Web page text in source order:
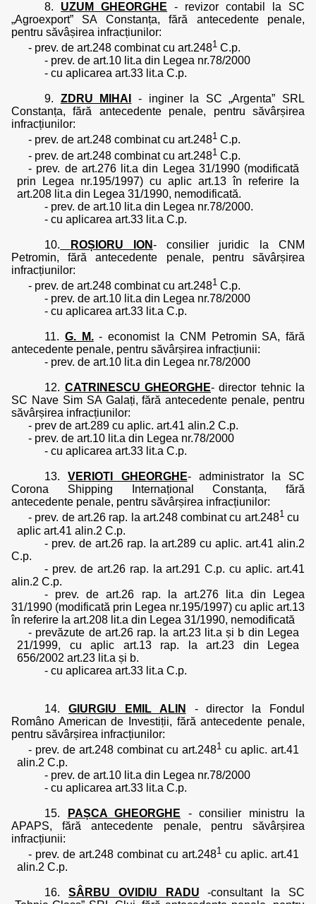
8. UZUM GHEORGHE - revizor contabil la SC
„Agroexport” SA Constanța, fără antecedente penale,
pentru săvâșirea infracțiunilor:
- prev. de art.248 combinat cu art.2481 C.p.
- prev. de art.10 lit.a din Legea nr.78/2000
- cu aplicarea art.33 lit.a C.p.
9. ZDRU MIHAI
- inginer la SC „Argenta” SRL
Constanța, fără antecedente penale, pentru săvârșirea
infracțiunilor:
- prev. de art.248 combinat cu art.2481 C.p.
- prev. de art.248 combinat cu art.2481 C.p.
- prev. de art.276 lit.a din Legea 31/1990 (modificată
prin Legea nr.195/1997) cu aplic art.13 în referire la
art.208 lit.a din Legea 31/1990, nemodificată.
- prev. de art.10 lit.a din Legea nr.78/2000.
- cu aplicarea art.33 lit.a C.p.
10. ROȘIORU ION- consilier juridic la CNM
Petromin, fără antecedente penale, pentru săvârșirea
infracțiunilor:
- prev. de art.248 combinat cu art.2481 C.p.
- prev. de art.10 lit.a din Legea nr.78/2000
- cu aplicarea art.33 lit.a C.p.
11. G. M. - economist la CNM Petromin SA, fără
antecedente penale, pentru săvârșirea infracțiunii:
- prev. de art.10 lit.a din Legea nr.78/2000
12. CATRINESCU GHEORGHE- director tehnic la
SC Nave Sim SA Galați, fără antecedente penale, pentru
săvârșirea infracțiunilor:
- prev de art.289 cu aplic. art.41 alin.2 C.p.
- prev. de art.10 lit.a din Legea nr.78/2000
- cu aplicarea art.33 lit.a C.p.
13.VERIOTI GHEORGHE- administrator la SC
Corona Shipping Internațional Constanța, fără
antecedente penale, pentru săvârșirea infracțiunilor:
- prev. de art.26 rap. la art.248 combinat cu art.2481cu
aplic art.41 alin.2 C.p.
- prev. de art.26 rap. la art.289 cu aplic. art.41 alin.2
C.p.
- prev. de art.26 rap. la art.291 C.p. cu aplic. art.41
alin.2 C.p.
- prev. de art.26 rap. la art.276 lit.a din Legea
31/1990 (modificată prin Legea nr.195/1997) cu aplic art.13
în referire la art.208 lit.a din Legea 31/1990, nemodificată
- prevăzute de art.26 rap. la art.23 lit.a și b din Legea
21/1999, cu aplic art.13 rap. la art.23 din Legea
656/2002 art.23 lit.a și b.
- cu aplicarea art.33 lit.a C.p.
14.GIURGIU EMIL ALIN
- director la Fondul
Româno American de Investiții, fără antecedente penale,
pentru săvârșirea infracțiunilor:
- prev. de art.248 combinat cu art.2481 cu aplic. art.41
alin.2 C.p.
- prev. de art.10 lit.a din Legea nr.78/2000
- cu aplicarea art.33 lit.a C.p.
15. PAȘCA GHEORGHE - consilier ministru la
APAPS, fără antecedente penale, pentru săvârșirea
infracțiunii:
- prev. de art.248 combinat cu art.2481 cu aplic. art.41
alin.2 C.p.
16. SÂRBU OVIDIU RADU -consultant la SC